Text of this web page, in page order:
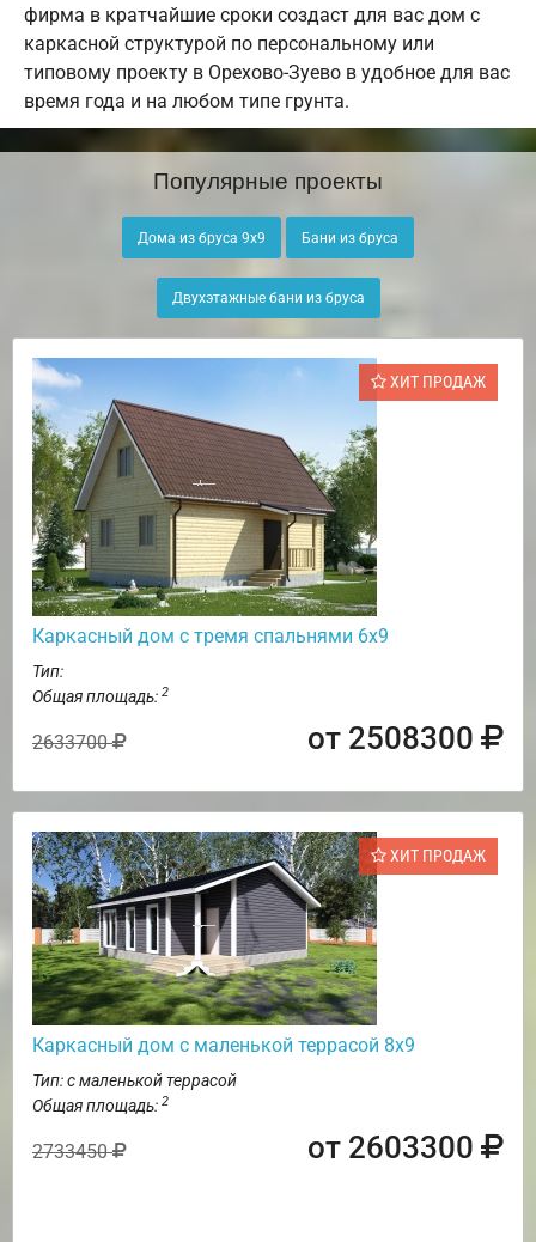
фирма в кратчайшие сроки создаст для вас дом с
каркасной структурой по персональному или
типовому проекту в Орехово-Зуево в удобное для вас
время года и на любом типе грунта.
Популярные проекты
Дома из бруса 9х9 Бани из бруса
Двухэтажные бани из бруса
ХИТ ПРОДАЖ
Каркасный дом с тремя спальнями 6х9
Тип:
Общая площадь: 2
2633700 от 2508300
ХИТ ПРОДАЖ
Каркасный дом с маленькой террасой 8х9
Тип: с маленькой террасой
Общая площадь: 2
2733450 от 2603300